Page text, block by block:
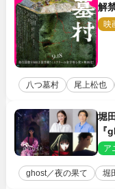
解
映
八つ墓村 尾上松也
堀
『
でア
ghost／夜の果て 堀